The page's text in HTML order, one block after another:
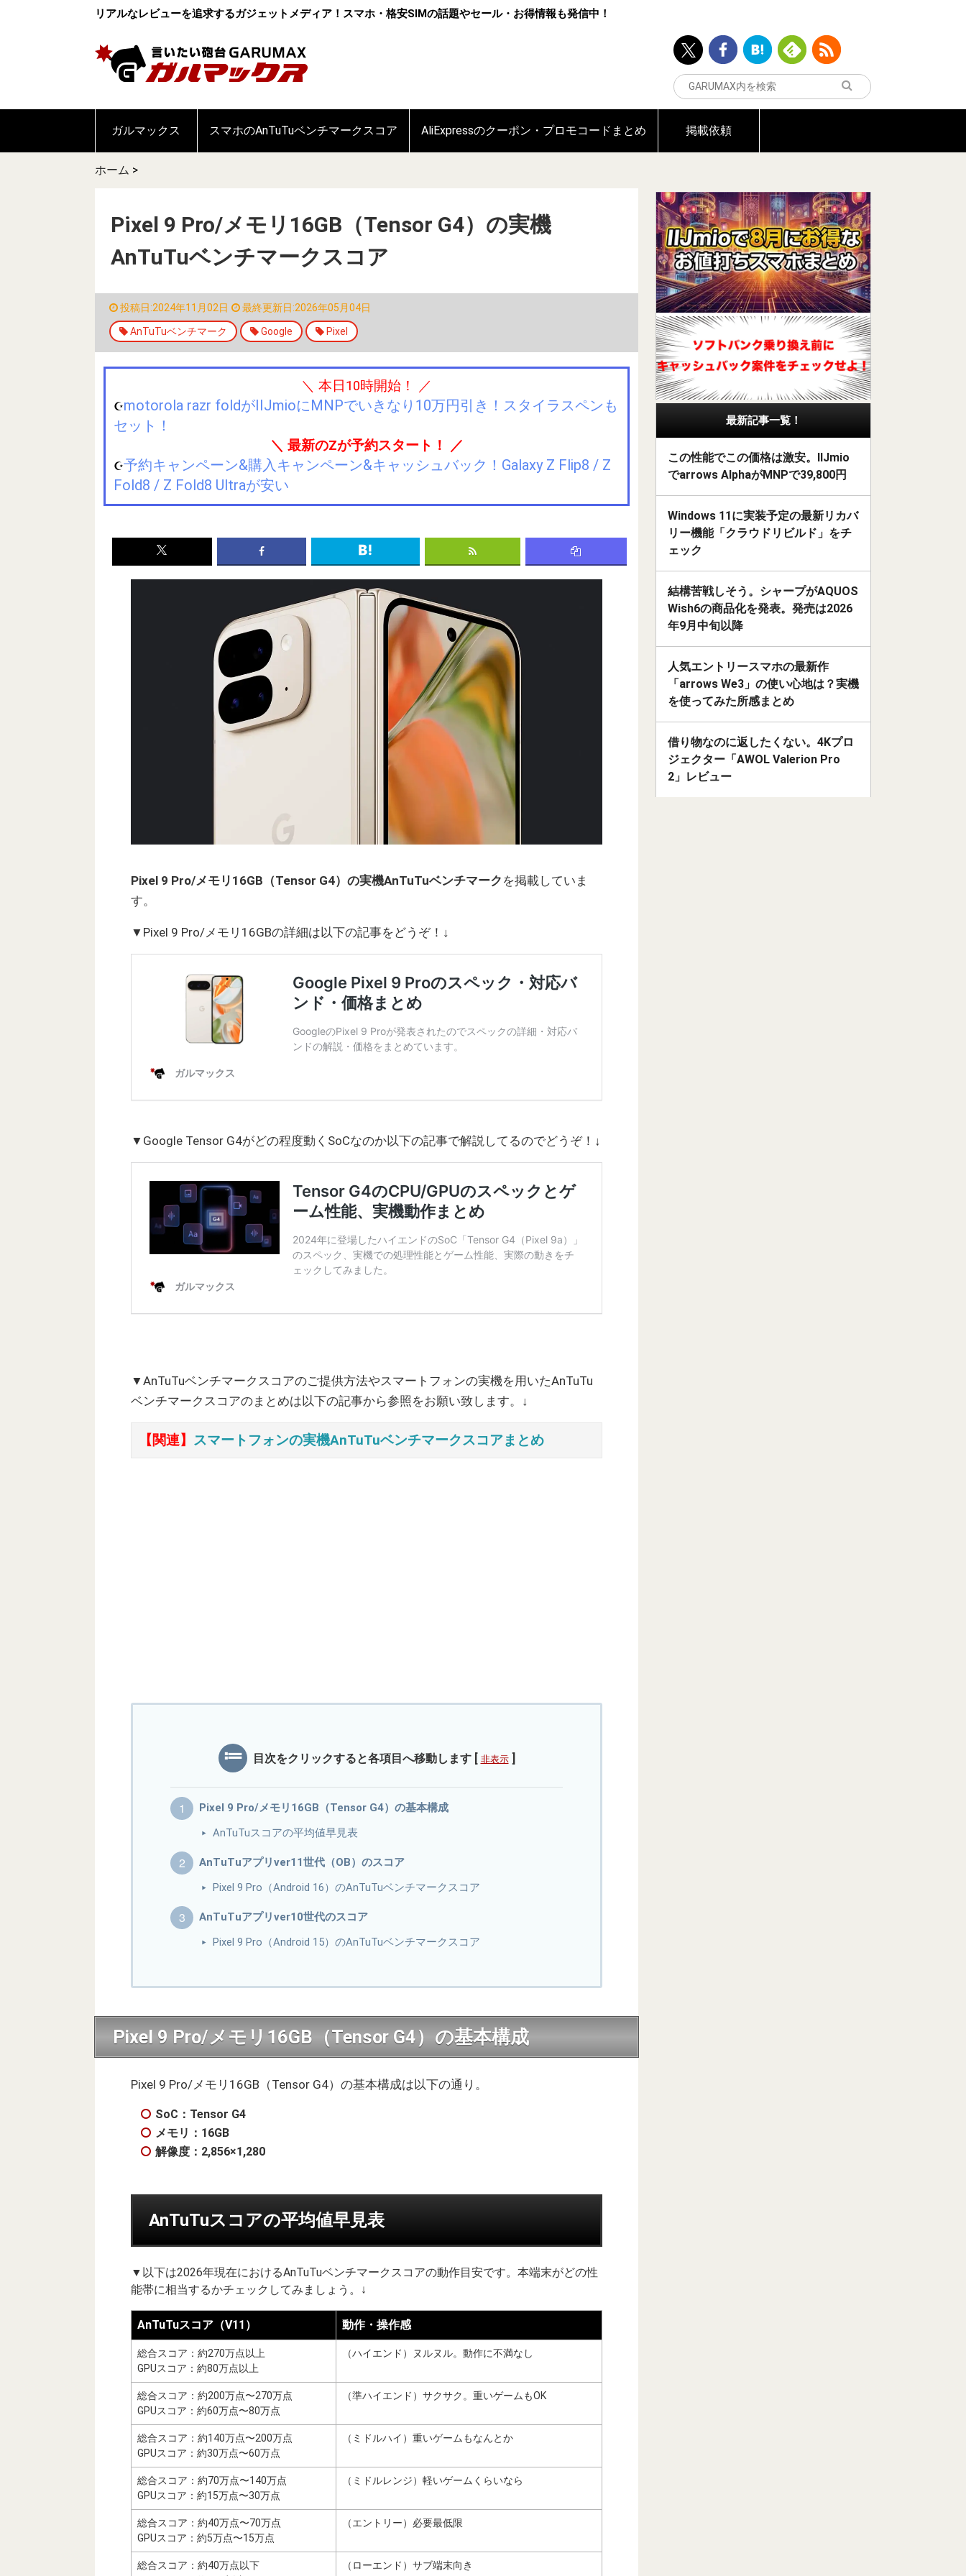
リアルなレビューを追求するガジェットメディア！スマホ・格安SIMの話題やセール・お得情報も発信中！
ガルマックス スマホのAnTuTuベンチマークスコア AliExpressのクーポン・プロモコードまとめ 掲載依頼
ホーム >
Pixel 9 Pro/メモリ16GB（Tensor G4）の実機
AnTuTuベンチマークスコア
投稿日:2024年11月02日 最終更新日:2026年05月04日
AnTuTuベンチマーク Google Pixel
＼ 本日10時開始！ ／
☪️motorola razr foldがIIJmioにMNPでいきなり10万円引き！スタイラスペンも
セット！
＼ 最新のZが予約スタート！ ／
☪️予約キャンペーン&購入キャンペーン&キャッシュバック！Galaxy Z Flip8 / Z
Fold8 / Z Fold8 Ultraが安い
Pixel 9 Pro/メモリ16GB（Tensor G4）の実機AnTuTuベンチマーク を掲載していま
す。
▼Pixel 9 Pro/メモリ16GBの詳細は以下の記事をどうぞ！↓
▼Google Tensor G4がどの程度動くSoCなのか以下の記事で解説してるのでどうぞ！↓
▼AnTuTuベンチマークスコアのご提供方法やスマートフォンの実機を用いたAnTuTu
ベンチマークスコアのまとめは以下の記事から参照をお願い致します。↓
【関連】 スマートフォンの実機AnTuTuベンチマークスコアまとめ
目次をクリックすると各項目へ移動します [ 非表示 ]
Pixel 9 Pro/メモリ16GB（Tensor G4）の基本構成
AnTuTuスコアの平均値早見表
AnTuTuアプリver11世代（OB）のスコア
Pixel 9 Pro（Android 16）のAnTuTuベンチマークスコア
AnTuTuアプリver10世代のスコア
Pixel 9 Pro（Android 15）のAnTuTuベンチマークスコア
Pixel 9 Pro/メモリ16GB（Tensor G4）の基本構成
Pixel 9 Pro/メモリ16GB（Tensor G4）の基本構成は以下の通り。
SoC：Tensor G4
メモリ：16GB
解像度：2,856×1,280
AnTuTuスコアの平均値早見表
▼以下は2026年現在におけるAnTuTuベンチマークスコアの動作目安です。本端末がどの性
能帯に相当するかチェックしてみましょう。↓
AnTuTuスコア（V11） 動作・操作感
総合スコア：約270万点以上
GPUスコア：約80万点以上
（ハイエンド）ヌルヌル。動作に不満なし
総合スコア：約200万点〜270万点
GPUスコア：約60万点〜80万点
（準ハイエンド）サクサク。重いゲームもOK
総合スコア：約140万点〜200万点
GPUスコア：約30万点〜60万点
（ミドルハイ）重いゲームもなんとか
総合スコア：約70万点〜140万点
GPUスコア：約15万点〜30万点
（ミドルレンジ）軽いゲームくらいなら
総合スコア：約40万点〜70万点
GPUスコア：約5万点〜15万点
（エントリー）必要最低限
総合スコア：約40万点以下
（ローエンド）サブ端末向き
最新記事一覧！
この性能でこの価格は激安。IIJmio
でarrows AlphaがMNPで39,800円
Windows 11に実装予定の最新リカバ
リー機能「クラウドリビルド」をチ
ェック
結構苦戦しそう。シャープがAQUOS
Wish6の商品化を発表。発売は2026
年9月中旬以降
人気エントリースマホの最新作
「arrows We3」の使い心地は？実機
を使ってみた所感まとめ
借り物なのに返したくない。4Kプロ
ジェクター「AWOL Valerion Pro
2」レビュー